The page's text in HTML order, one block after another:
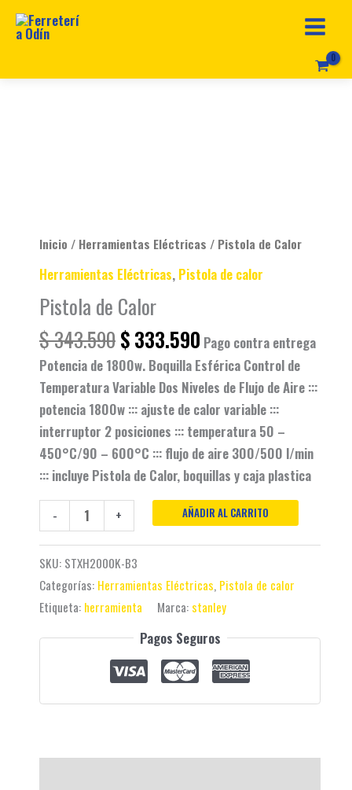
Inicio / Herramientas Eléctricas / Pistola de Calor
Herramientas Eléctricas, Pistola de calor
Pistola de Calor
$343.590$333.590 Pago contra entrega
Potencia de 1800w. Boquilla Esférica Control de
Temperatura Variable Dos Niveles de Flujo de Aire :::
potencia 1800w ::: ajuste de calor variable :::
interruptor 2 posiciones ::: temperatura 50 –
450°C/90 – 600°C ::: flujo de aire 300/500 l/min
::: incluye Pistola de Calor, boquillas y caja plastica
- + AÑADIR AL CARRITO
SKU: STXH2000K-B3
Categorías: Herramientas Eléctricas, Pistola de calor
Etiqueta: herramienta Marca: stanley
Pagos Seguros